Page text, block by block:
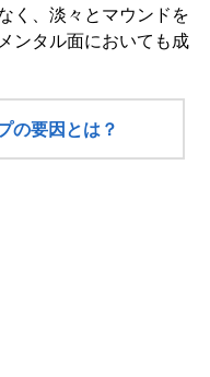
く、淡々とマウンドを
ンタル面においても成
の要因とは？